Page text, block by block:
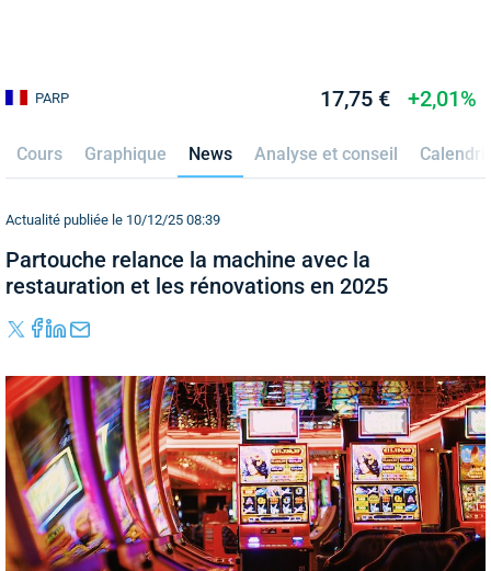
PARP 17,75 € +2,01%
Cours Graphique News Analyse et conseil
Actualité publiée le 10/12/25 08:39
Partouche relance la machine avec la
restauration et les rénovations en 2025